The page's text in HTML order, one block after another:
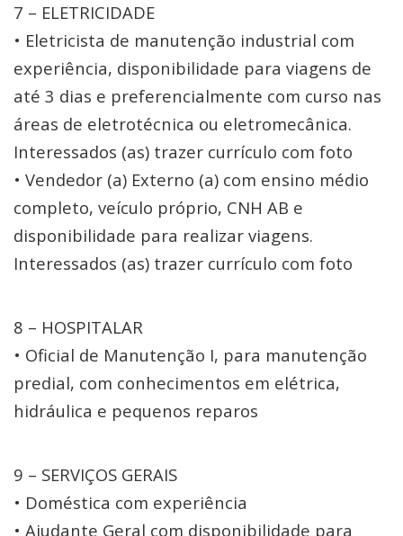
7 – ELETRICIDADE
• Eletricista de manutenção industrial com
experiência, disponibilidade para viagens de
até 3 dias e preferencialmente com curso nas
áreas de eletrotécnica ou eletromecânica.
Interessados (as) trazer currículo com foto
• Vendedor (a) Externo (a) com ensino médio
completo, veículo próprio, CNH AB e
disponibilidade para realizar viagens.
Interessados (as) trazer currículo com foto
8 – HOSPITALAR
• Oficial de Manutenção I, para manutenção
predial, com conhecimentos em elétrica,
hidráulica e pequenos reparos
9 – SERVIÇOS GERAIS
• Doméstica com experiência
• Ajudante Geral com disponibilidade para